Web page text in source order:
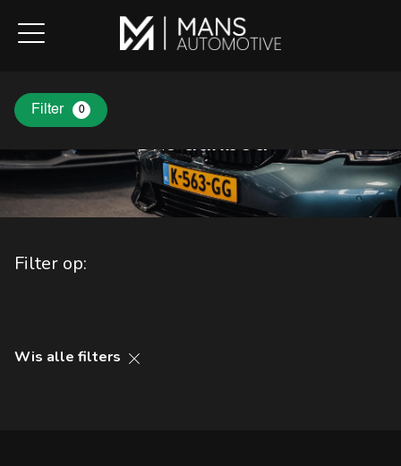
Ons aanbod
Filter op:
Filter 0
Wis alle filters